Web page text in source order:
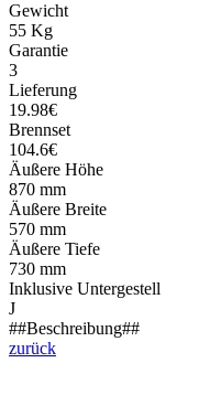
Gewicht
55 Kg
Garantie
3
Lieferung
19.98€
Brennset
104.6€
Äußere Höhe
870 mm
Äußere Breite
570 mm
Äußere Tiefe
730 mm
Inklusive Untergestell
J
##Beschreibung##
zurück